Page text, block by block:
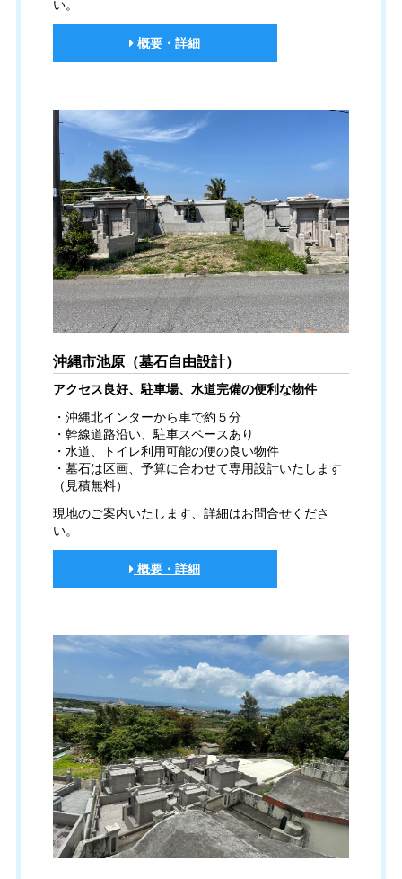
い。
概要・詳細
沖縄市池原（墓石自由設計）
アクセス良好、駐車場、水道完備の便利な物件
・沖縄北インターから車で約５分
・幹線道路沿い、駐車スペースあり
・水道、トイレ利用可能の便の良い物件
・墓石は区画、予算に合わせて専用設計いたします
（見積無料）
現地のご案内いたします、詳細はお問合せくださ
い。
概要・詳細